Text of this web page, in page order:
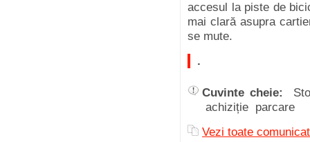
accesul la piste de
mai clară asupra
se mute.
.
Cuvinte cheie:
achiziție parcare
Vezi toate